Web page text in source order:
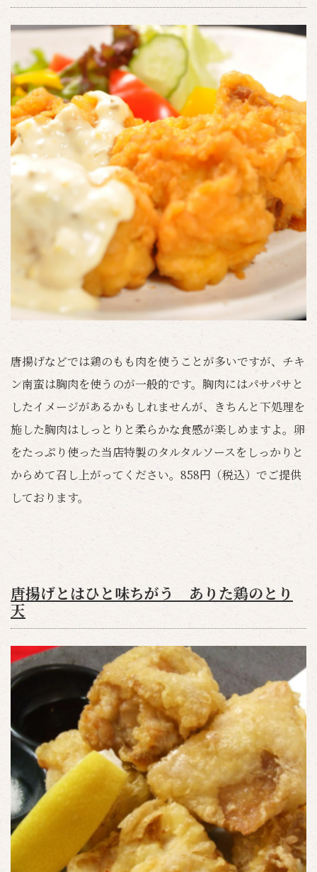
唐揚げなどでは鶏のもも肉を使うことが多いですが、チキ
ン南蛮は胸肉を使うのが一般的です。胸肉にはパサパサと
したイメージがあるかもしれませんが、きちんと下処理を
施した胸肉はしっとりと柔らかな食感が楽しめますよ。卵
をたっぷり使った当店特製のタルタルソースをしっかりと
からめて召し上がってください。858円（税込）でご提供
しております。
唐揚げとはひと味ちがう ありた鶏のとり
天